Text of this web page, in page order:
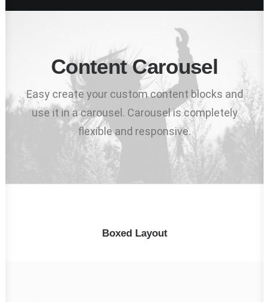
Content Carousel
Easy create your custom content blocks and
use it in a carousel. Carousel is completely
flexible and responsive.
Boxed Layout